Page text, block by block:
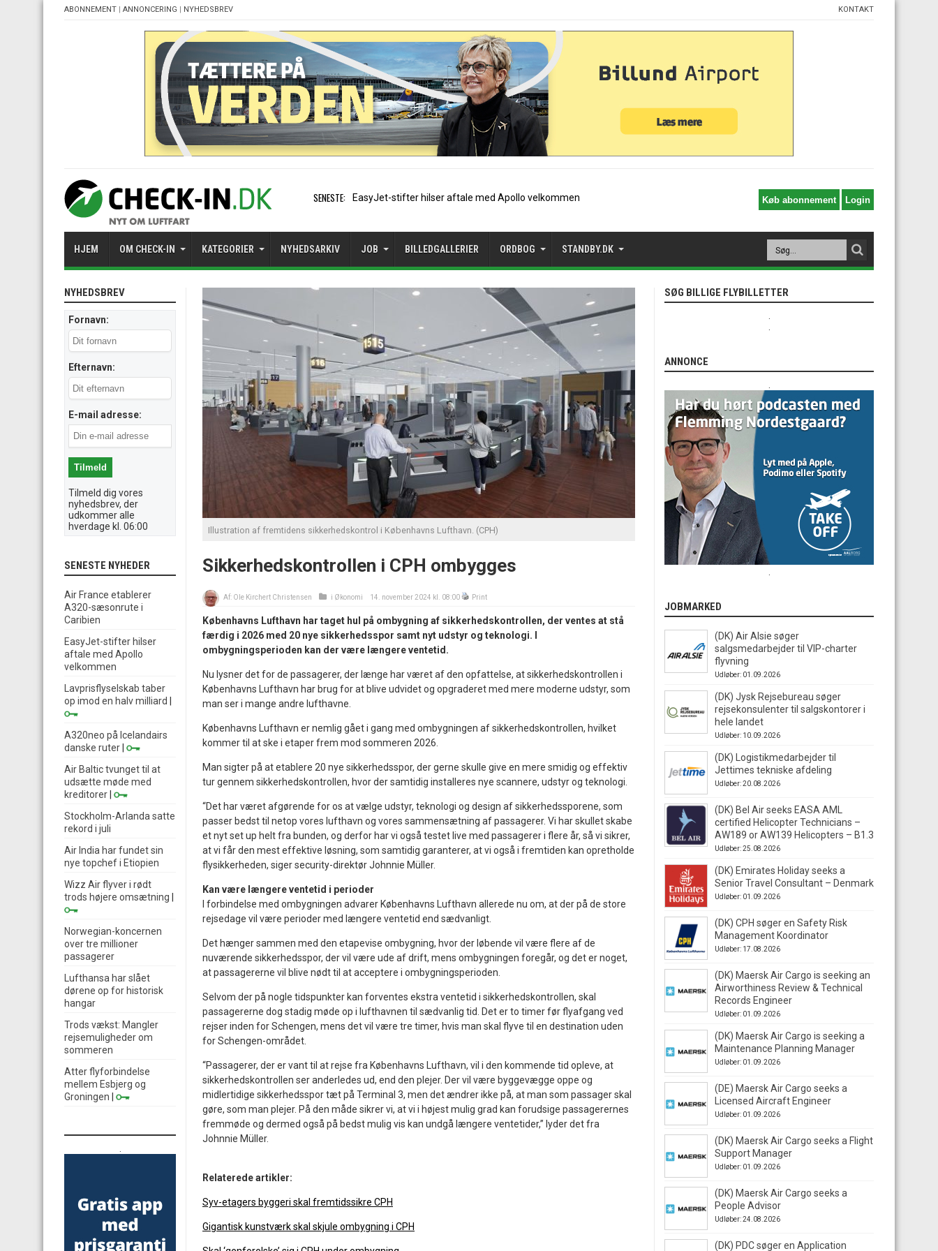
ABONNEMENT | ANNONCERING | NYHEDSBREV KONTAKT
SENESTE: Air France etable
HJEM OM CHECK-IN KATEGORIER NYHEDSARKIV JOB BILLEDGALLERIER ORDBOG STANDBY.DK
Illustration af fremtidens sikkerhedskontrol i Københavns Lufthavn. (CPH)
Sikkerhedskontrollen i CPH ombygges
Af: Ole Kirchert Christensen i Økonomi 14. november 2024 kl. 08:00 Print
Københavns Lufthavn har taget hul på ombygning af sikkerhedskontrollen, der ventes at stå
færdig i 2026 med 20 nye sikkerhedsspor samt nyt udstyr og teknologi. I
ombygningsperioden kan der være længere ventetid.
Nu lysner det for de passagerer, der længe har været af den opfattelse, at sikkerhedskontrollen i
Københavns Lufthavn har brug for at blive udvidet og opgraderet med mere moderne udstyr, som
man ser i mange andre lufthavne.
Københavns Lufthavn er nemlig gået i gang med ombygningen af sikkerhedskontrollen, hvilket
kommer til at ske i etaper frem mod sommeren 2026.
Man sigter på at etablere 20 nye sikkerhedsspor, der gerne skulle give en mere smidig og effektiv
tur gennem sikkerhedskontrollen, hvor der samtidig installeres nye scannere, udstyr og teknologi.
“Det har været afgørende for os at vælge udstyr, teknologi og design af sikkerhedssporene, som
passer bedst til netop vores lufthavn og vores sammensætning af passagerer. Vi har skullet skabe
et nyt set up helt fra bunden, og derfor har vi også testet live med passagerer i flere år, så vi sikrer,
at vi får den mest effektive løsning, som samtidig garanterer, at vi også i fremtiden kan opretholde
flysikkerheden, siger security-direktør Johnnie Müller.
Kan være længere ventetid i perioder
I forbindelse med ombygningen advarer Københavns Lufthavn allerede nu om, at der på de store
rejsedage vil være perioder med længere ventetid end sædvanligt.
Det hænger sammen med den etapevise ombygning, hvor der løbende vil være flere af de
nuværende sikkerhedsspor, der vil være ude af drift, mens ombygningen foregår, og det er noget,
at passagererne vil blive nødt til at acceptere i ombygningsperioden.
Selvom der på nogle tidspunkter kan forventes ekstra ventetid i sikkerhedskontrollen, skal
passagererne dog stadig møde op i lufthavnen til sædvanlig tid. Det er to timer før flyafgang ved
rejser inden for Schengen, mens det vil være tre timer, hvis man skal flyve til en destination uden
for Schengen-området.
“Passagerer, der er vant til at rejse fra Københavns Lufthavn, vil i den kommende tid opleve, at
sikkerhedskontrollen ser anderledes ud, end den plejer. Der vil være byggevægge oppe og
midlertidige sikkerhedsspor tæt på Terminal 3, men det ændrer ikke på, at man som passager skal
gøre, som man plejer. På den måde sikrer vi, at vi i højest mulig grad kan forudsige passagerernes
fremmøde og dermed også på bedst mulig vis kan undgå længere ventetider,” lyder det fra
Johnnie Müller.
Relaterede artikler:
Syv-etagers byggeri skal fremtidssikre CPH
Gigantisk kunstværk skal skjule ombygning i CPH
NYHEDSBREV
Fornavn:
Efternavn:
E-mail adresse:
Tilmeld dig vores
nyhedsbrev, der
udkommer alle
hverdage kl. 06:00
SENESTE NYHEDER
Air France etablerer
A320-sæsonrute i
Caribien
EasyJet-stifter hilser
aftale med Apollo
velkommen
Lavprisflyselskab taber
op imod en halv milliard
A320neo på Icelandairs
danske ruter
Air Baltic tvunget til at
udsætte møde med
kreditorer
Stockholm-Arlanda satte
rekord i juli
Air India har fundet sin
nye topchef i Etiopien
Wizz Air flyver i rødt
trods højere omsætning
Norwegian-koncernen
over tre millioner
passagerer
Lufthansa har slået
dørene op for historisk
hangar
Trods vækst: Mangler
rejsemuligheder om
sommeren
Atter flyforbindelse
mellem Esbjerg og
Groningen
SØG BILLIGE FLYBILLETTER
ANNONCE
JOBMARKED
(DK) Air Alsie søger
salgsmedarbejder til VIP-charter
flyvning
Udløber: 01.09.2026
(DK) Jysk Rejsebureau søger
rejsekonsulenter til salgskontorer i
hele landet
Udløber: 10.09.2026
(DK) Logistikmedarbejder til
Jettimes tekniske afdeling
Udløber: 20.08.2026
(DK) Bel Air seeks EASA AML
certified Helicopter Technicians –
AW189 or AW139 Helicopters – B1.3
Udløber: 25.08.2026
(DK) Emirates Holiday seeks a
Senior Travel Consultant – Denmark
Udløber: 01.09.2026
(DK) CPH søger en Safety Risk
Management Koordinator
Udløber: 17.08.2026
(DK) Maersk Air Cargo is seeking an
Airworthiness Review & Technical
Records Engineer
Udløber: 01.09.2026
(DK) Maersk Air Cargo is seeking a
Maintenance Planning Manager
Udløber: 01.09.2026
(DE) Maersk Air Cargo seeks a
Licensed Aircraft Engineer
Udløber: 01.09.2026
(DK) Maersk Air Cargo seeks a Flight
Support Manager
Udløber: 01.09.2026
(DK) Maersk Air Cargo seeks a
People Advisor
Udløber: 24.08.2026
(DK) PDC søger en Application